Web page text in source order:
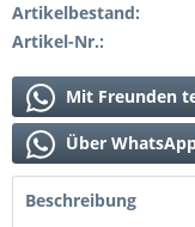
Artikelbestand:
Artikel-Nr.:
Mit Freunden
Über
Beschreibung